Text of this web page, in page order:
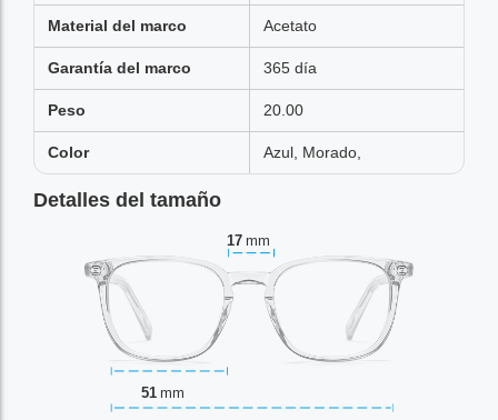
Material del marco Acetato
Garantía del marco 365 día
Peso 20.00
Color Azul, Morado,
Detalles del tamaño
17 mm
51 mm